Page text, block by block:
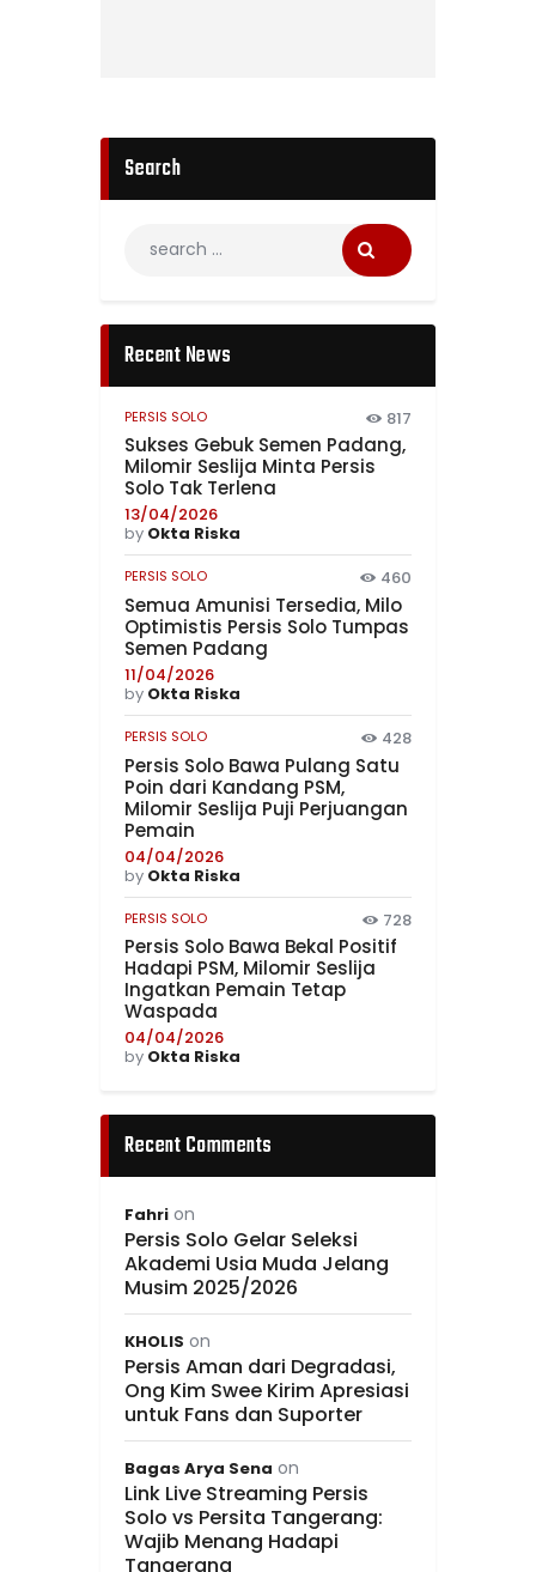
Search
Recent News
PERSIS SOLO 817
Sukses Gebuk Semen Padang,
Milomir Seslija Minta Persis
Solo Tak Terlena
13/04/2026
by Okta Riska
PERSIS SOLO 460
Semua Amunisi Tersedia, Milo
Optimistis Persis Solo Tumpas
Semen Padang
11/04/2026
by Okta Riska
PERSIS SOLO 428
Persis Solo Bawa Pulang Satu
Poin dari Kandang PSM,
Milomir Seslija Puji Perjuangan
Pemain
04/04/2026
by Okta Riska
PERSIS SOLO 728
Persis Solo Bawa Bekal Positif
Hadapi PSM, Milomir Seslija
Ingatkan Pemain Tetap
Waspada
04/04/2026
by Okta Riska
Recent Comments
Fahri on
Persis Solo Gelar Seleksi
Akademi Usia Muda Jelang
Musim 2025/2026
KHOLIS on
Persis Aman dari Degradasi,
Ong Kim Swee Kirim Apresiasi
untuk Fans dan Suporter
Bagas Arya Sena on
Link Live Streaming Persis
Solo vs Persita Tangerang:
Wajib Menang Hadapi
Tangerang